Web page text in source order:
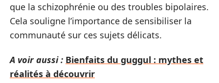
que la schizophrénie ou des troubles bipolaires.
Cela souligne l’importance de sensibiliser la
communauté sur ces sujets délicats.
A voir aussi : Bienfaits du guggul : mythes et
réalités à découvrir